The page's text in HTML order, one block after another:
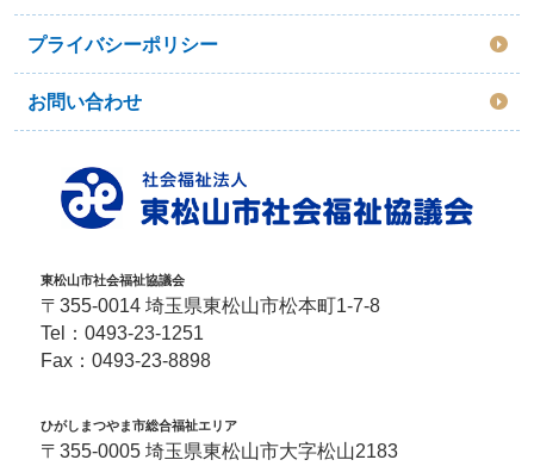
プライバシーポリシー
お問い合わせ
東松山市社会福祉協議会
〒355-0014 埼玉県東松山市松本町1-7-8
Tel： 0493-23-1251
Fax：0493-23-8898
ひがしまつやま市総合福祉エリア
〒355-0005 埼玉県東松山市大字松山2183